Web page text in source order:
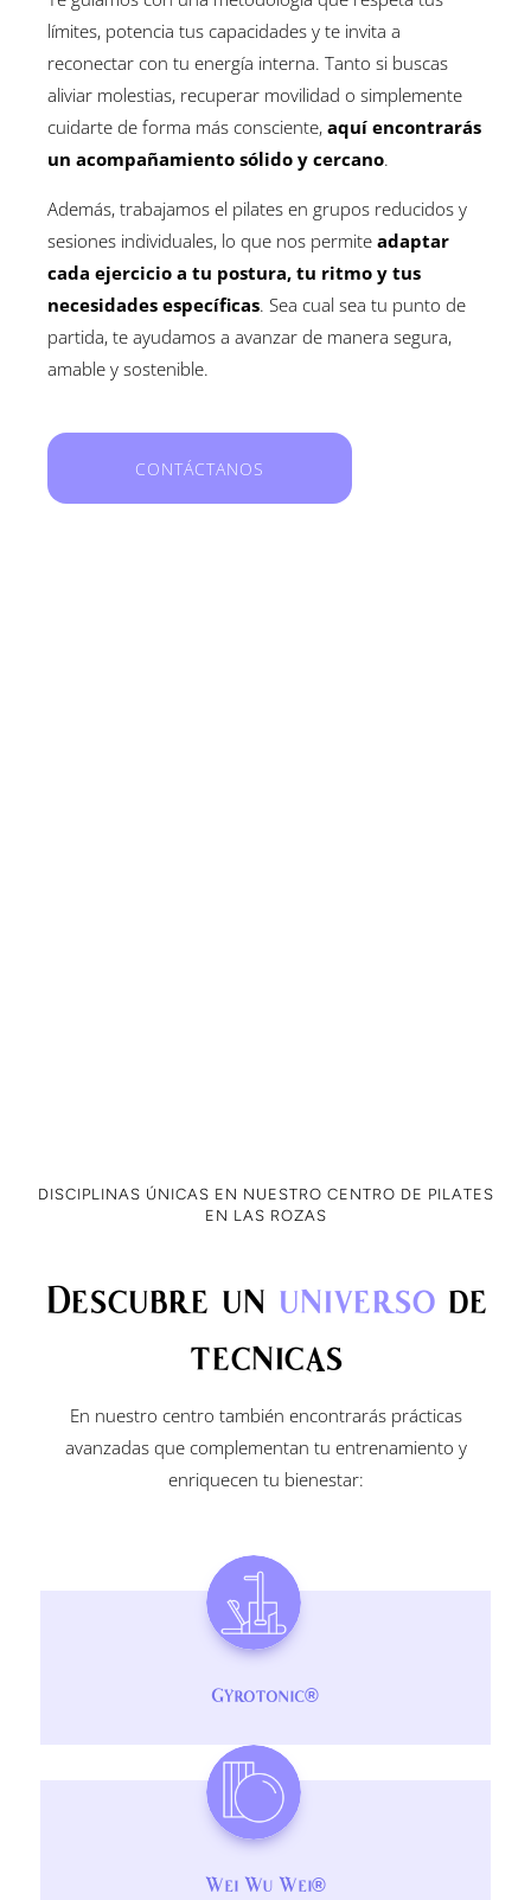
límites, potencia tus capacidades y te invita a
reconectar con tu energía interna. Tanto si buscas
aliviar molestias, recuperar movilidad o simplemente
cuidarte de forma más consciente, aquí encontrarás
un acompañamiento sólido y cercano.
Además, trabajamos el pilates en grupos reducidos y
sesiones individuales, lo que nos permite adaptar
cada ejercicio a tu postura, tu ritmo y tus
necesidades específicas. Sea cual sea tu punto de
partida, te ayudamos a avanzar de manera segura,
amable y sostenible.
CONTÁCTANOS
DISCIPLINAS ÚNICAS EN NUESTRO CENTRO DE PILATES
EN LAS ROZAS
Descubre un universo de
tecnicas
En nuestro centro también encontrarás prácticas
avanzadas que complementan tu entrenamiento y
enriquecen tu bienestar:
Gyrotonic®
Wei Wu Wei®